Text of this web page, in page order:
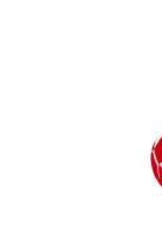
SM
Avec